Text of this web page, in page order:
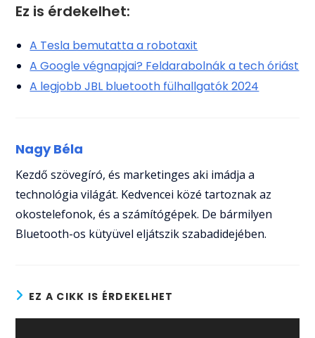
Ez is érdekelhet:
A Tesla bemutatta a robotaxit
A Google végnapjai? Feldarabolnák a tech óriást
A legjobb JBL bluetooth fülhallgatók 2024
Nagy Béla
Kezdő szövegíró, és marketinges aki imádja a
technológia világát. Kedvencei közé tartoznak az
okostelefonok, és a számítógépek. De bármilyen
Bluetooth-os kütyüvel eljátszik szabadidejében.
EZ A CIKK IS ÉRDEKELHET